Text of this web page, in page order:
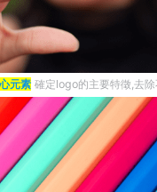
元素 確定logo的主要特徵,去